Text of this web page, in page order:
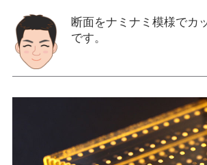
断面をナミナミ模様でカ
です。